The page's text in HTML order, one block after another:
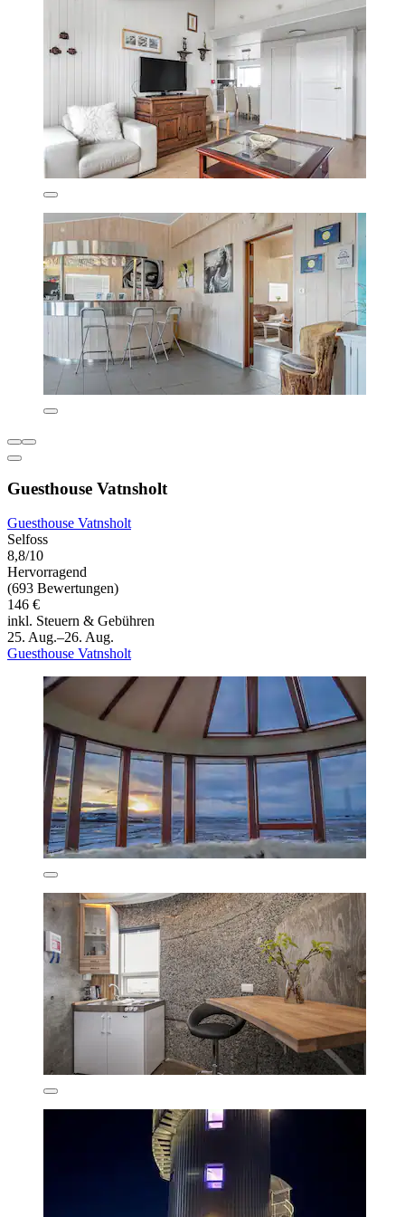
Guesthouse Vatnsholt
Guesthouse Vatnsholt
Selfoss
8,8/10
Hervorragend
(693 Bewertungen)
146 €
inkl. Steuern & Gebühren
25. Aug.–26. Aug.
Guesthouse Vatnsholt